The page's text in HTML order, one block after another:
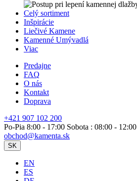
Celý sortiment
Inšpirácie
Liečivé Kamene
Kamenné Umývadlá
Viac
Predajne
FAQ
O nás
Kontakt
Doprava
+421 907 102 200
Po-Pia 8:00 - 17:00 Sobota : 08:00 - 12:00
obchod@kamenta.sk
SK
EN
ES